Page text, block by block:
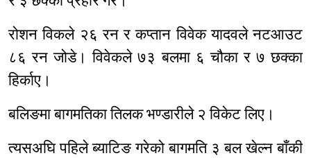
रोशन विकले २६ रन र कप्तान विवेक यादवले नटआउट
८६ रन जोडे। विवेकले ७३ बलमा ६ चौका र ७ छक्का
हिर्काए।
बलिङमा बागमतिका तिलक भण्डारीले २ विकेट लिए।
त्यसअघि पहिले ब्याटिङ गरेको बागमति ३ बल खेल्न बाँकी